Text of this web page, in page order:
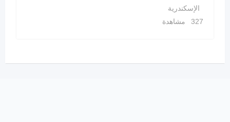
الإسكندرية
327 مشاهدة